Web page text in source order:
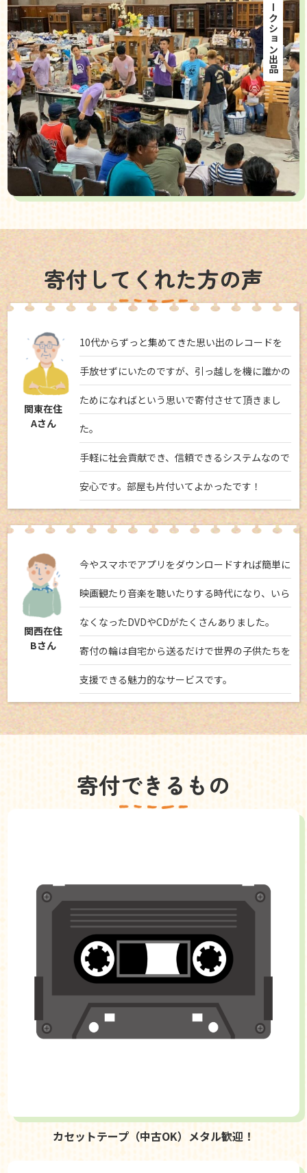
海外オークション出品
寄付してくれた方の声
関東在住
Aさん
10代からずっと集めてきた思い出のレコードを
手放せずにいたのですが、引っ越しを機に誰かの
ためになればという思いで寄付させて頂きまし
た。
手軽に社会貢献でき、信頼できるシステムなので
安心です。部屋も片付いてよかったです！
関西在住
Bさん
今やスマホでアプリをダウンロードすれば簡単に
映画観たり音楽を聴いたりする時代になり、いら
なくなったDVDやCDがたくさんありました。
寄付の輪は自宅から送るだけで世界の子供たちを
支援できる魅力的なサービスです。
寄付できるもの
カセットテープ（中古OK）メタル歓迎！